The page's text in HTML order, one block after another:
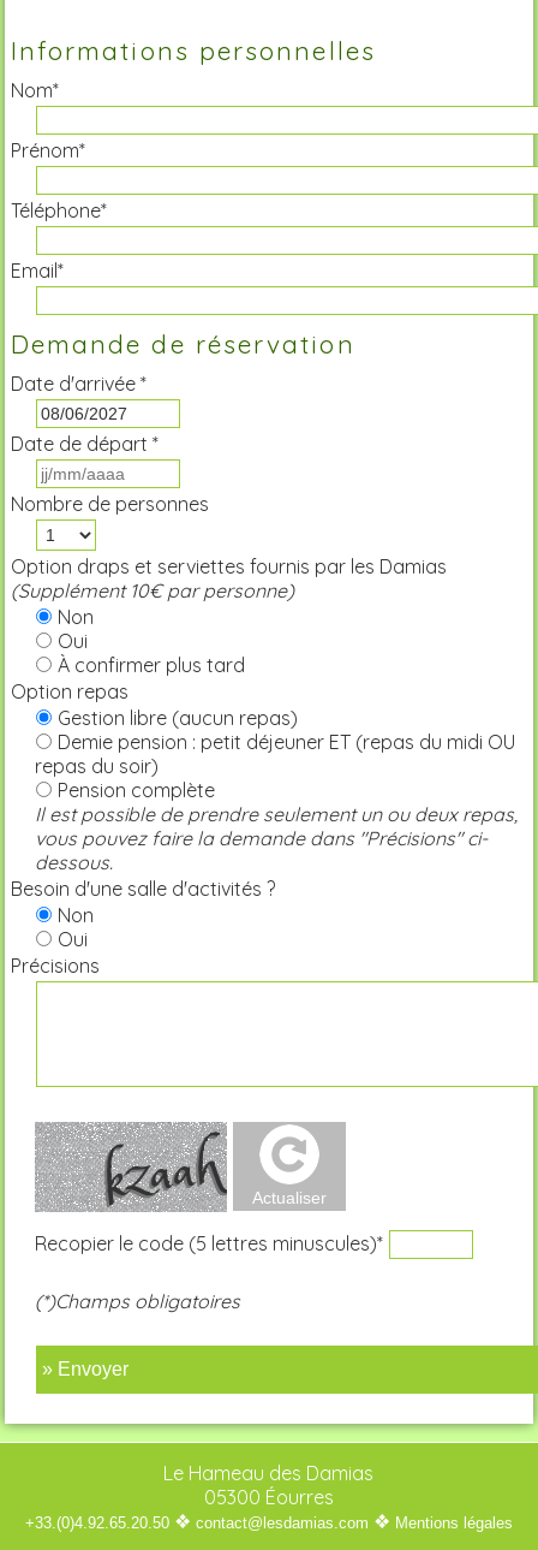
Informations personnelles
Nom*
Prénom*
Téléphone*
Email*
Demande de réservation
Date d'arrivée *
Date de départ *
Nombre de personnes
Option draps et serviettes fournis par les Damias
(Supplément 10€ par personne)
Non
Oui
À confirmer plus tard
Option repas
Gestion libre (aucun repas)
Demie pension : petit déjeuner ET (repas du midi OU
repas du soir)
Pension complète
Il est possible de prendre seulement un ou deux repas,
vous pouvez faire la demande dans "Précisions" ci-
dessous.
Besoin d'une salle d'activités ?
Non
Oui
Précisions
Recopier le code (5 lettres minuscules)*
(*)Champs obligatoires
» Envoyer
Le Hameau des Damias
05300 Éourres
+33.(0)4.92.65.20.50 ❖ contact@lesdamias.com ❖ Mentions légales